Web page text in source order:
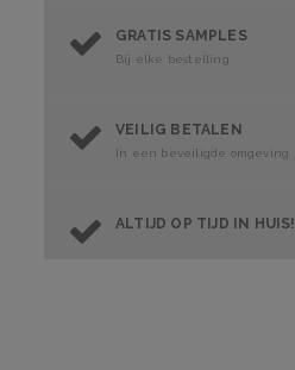
GRATIS SAMPLES
Bij elke bestelling
VEILIG BETALEN
In een beveiligde omgeving
ALTIJD OP TIJD IN HUIS!